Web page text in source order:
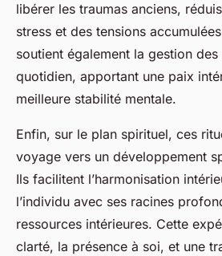
libérer les traumas anciens,
stress et des tensions
soutient également la gestion
quotidien, apportant une paix
meilleure stabilité mentale.
Enfin, sur le plan spirituel, ces
voyage vers un développement
Ils facilitent l’harmonisation
l’individu avec ses racines
ressources intérieures. Cette
clarté, la présence à soi, et une